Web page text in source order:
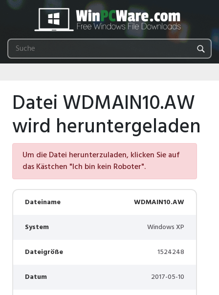
Datei WDMAIN10.AW
wird heruntergeladen
Um die Datei herunterzuladen, klicken Sie auf
das Kästchen "Ich bin kein Roboter".
Dateiname WDMAIN10.AW
System Windows XP
Dateigröße 1524248
Datum 2017-05-10